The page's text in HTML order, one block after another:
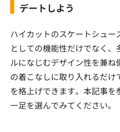
デートしよう
ハイカットのスケートシュ
としての機能性だけでなく
ルになじむデザイン性を兼
の着こなしに取り入れるだ
を格上げできます。本記事を
一足を選んでみてください。